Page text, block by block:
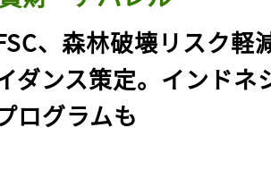
、森林破壊リスク軽
ダンス策定。インドネ
ログラムも